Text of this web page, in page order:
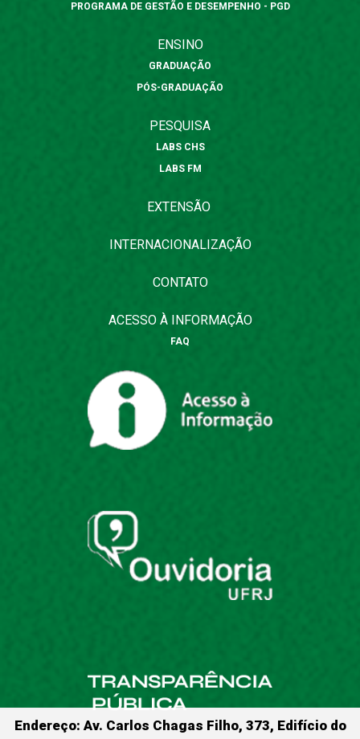
PROGRAMA DE GESTÃO E DESEMPENHO - PGD
ENSINO
GRADUAÇÃO
PÓS-GRADUAÇÃO
PESQUISA
LABS CHS
LABS FM
EXTENSÃO
INTERNACIONALIZAÇÃO
CONTATO
ACESSO À INFORMAÇÃO
FAQ
Endereço: Av. Carlos Chagas Filho, 373, Edifício do